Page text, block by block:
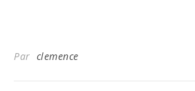
Par clemence